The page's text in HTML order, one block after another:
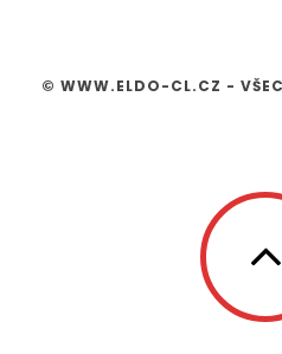
© WWW.ELDO-CL.CZ -